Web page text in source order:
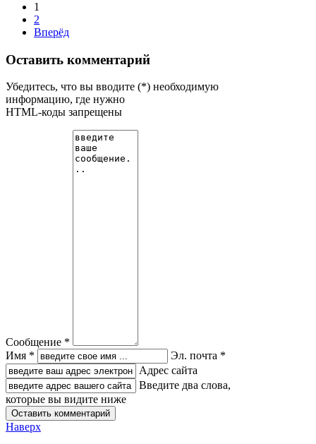
1
2
Вперёд
Оставить комментарий
Убедитесь, что вы вводите (*) необходимую
информацию, где нужно
HTML-коды запрещены
Сообщение *
Имя *
Эл. почта *
Адрес сайта
Введите два слова,
которые вы видите ниже
Наверх